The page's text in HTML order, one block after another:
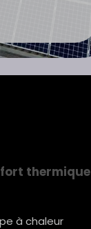
thermique
à chaleur